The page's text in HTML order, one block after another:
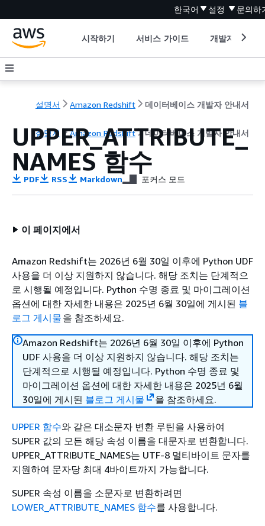
한국어 설정 문의하
시작하기 서비스 가이드 개발자 도구
설명서 Amazon Redshift 데이터베이스 개발자 안내서
설명서 Amazon Redshift 데이터베이스 개발자 안내서
UPPER_ATTRIBUTE_
NAMES 함수
PDF RSS Markdown 포커스 모드
이 페이지에서
Amazon Redshift는 2026년 6월 30일 이후에 Python UDF
사용을 더 이상 지원하지 않습니다. 해당 조치는 단계적으
로 시행될 예정입니다. Python 수명 종료 및 마이그레이션
옵션에 대한 자세한 내용은 2025년 6월 30일에 게시된 블
로그 게시물 을 참조하세요.
Amazon Redshift는 2026년 6월 30일 이후에 Python
UDF 사용을 더 이상 지원하지 않습니다. 해당 조치는
단계적으로 시행될 예정입니다. Python 수명 종료 및
마이그레이션 옵션에 대한 자세한 내용은 2025년 6월
30일에 게시된 블로그 게시물 을 참조하세요.
UPPER 함수와 같은 대소문자 변환 루틴을 사용하여
SUPER 값의 모든 해당 속성 이름을 대문자로 변환합니다.
UPPER_ATTRIBUTE_NAMES는 UTF-8 멀티바이트 문자를
지원하여 문자당 최대 4바이트까지 가능합니다.
SUPER 속성 이름을 소문자로 변환하려면
LOWER_ATTRIBUTE_NAMES 함수를 사용합니다.